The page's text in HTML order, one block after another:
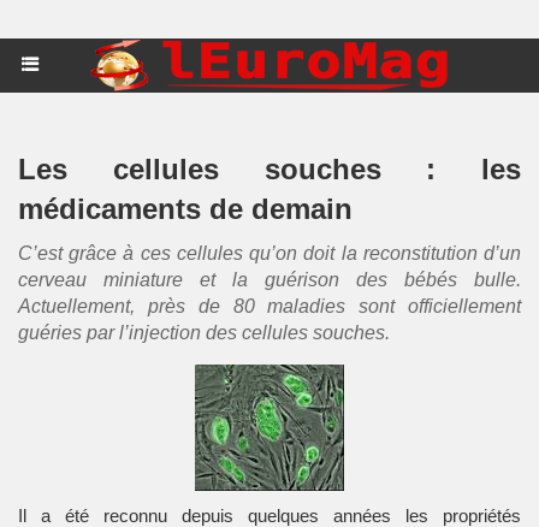
Les cellules souches : les
médicaments de demain
C’est grâce à ces cellules qu’on doit la reconstitution d’un
cerveau miniature et la guérison des bébés bulle.
Actuellement, près de 80 maladies sont officiellement
guéries par l’injection des cellules souches.
Il a été reconnu depuis quelques années les propriétés